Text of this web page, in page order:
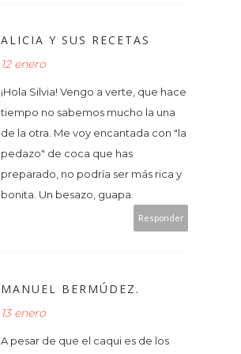
ALICIA Y SUS RECETAS
12 enero
¡Hola Silvia! Vengo a verte, que hace
tiempo no sabemos mucho la una
de la otra. Me voy encantada con "la
pedazo" de coca que has
preparado, no podría ser más rica y
bonita. Un besazo, guapa.
Responder
MANUEL BERMÚDEZ.
13 enero
A pesar de que el caqui es de los